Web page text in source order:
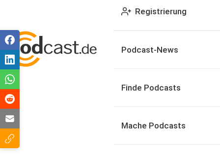
Registrierung
Podcast-News
Finde Podcasts
Mache Podcasts